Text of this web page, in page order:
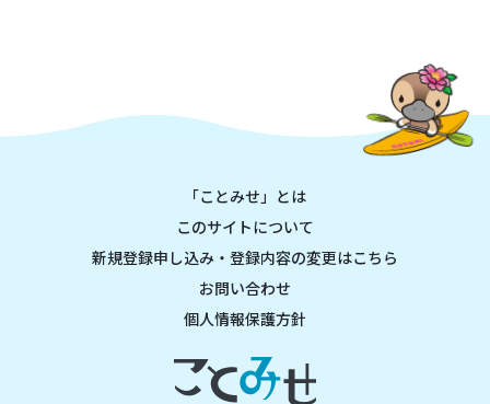
「ことみせ」とは
このサイトについて
新規登録申し込み・登録内容の変更はこちら
お問い合わせ
個人情報保護方針